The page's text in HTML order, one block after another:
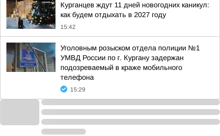
Курганцев ждут 11 дней новогодних каникул:
как будем отдыхать в 2027 году
15:42
Уголовным розыском отдела полиции №1
УМВД России по г. Кургану задержан
подозреваемый в краже мобильного
телефона
15:29